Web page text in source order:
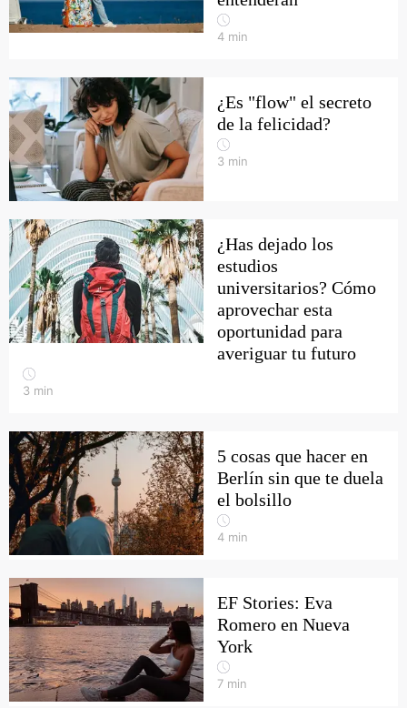
4 min
¿Es "flow" el secreto
de la felicidad?
3 min
¿Has dejado los
estudios
universitarios? Cómo
aprovechar esta
oportunidad para
averiguar tu futuro
3 min
5 cosas que hacer en
Berlín sin que te duela
el bolsillo
4 min
EF Stories: Eva
Romero en Nueva
York
7 min